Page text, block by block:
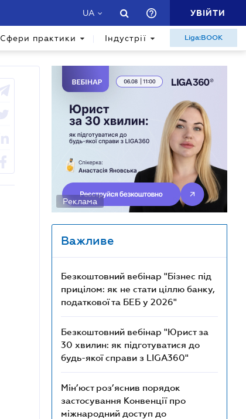
UA УВІЙТИ
Сфери практики Індустрії Liga:BOOK
Реклама
Важливе
Безкоштовний вебінар "Бізнес під
прицілом: як не стати ціллю банку,
податкової та БЕБ у 2026"
Безкоштовний вебінар "Юрист за
30 хвилин: як підготуватися до
будь-якої справи з LIGA360"
Мін’юст роз’яснив порядок
застосування Конвенції про
міжнародний доступ до